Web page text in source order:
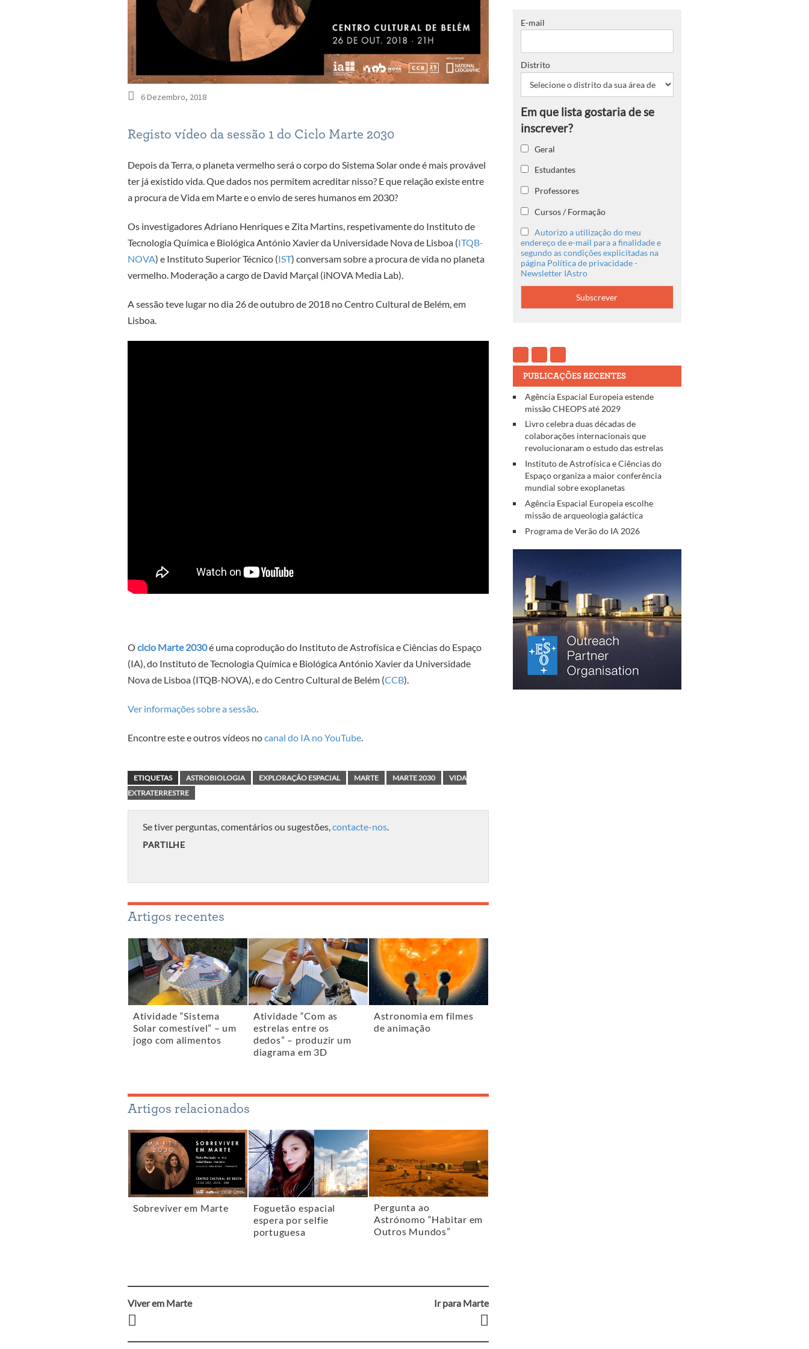
6 Dezembro, 2018
Registo vídeo da sessão 1 do Ciclo Marte 2030
Depois da Terra, o planeta vermelho será o corpo do Sistema Solar onde é mais provável
ter já existido vida. Que dados nos permitem acreditar nisso? E que relação existe entre
a procura de Vida em Marte e o envio de seres humanos em 2030?
Os investigadores Adriano Henriques e Zita Martins, respetivamente do Instituto de
Tecnologia Química e Biológica António Xavier da Universidade Nova de Lisboa (ITQB-
NOVA) e Instituto Superior Técnico (IST) conversam sobre a procura de vida no planeta
vermelho. Moderação a cargo de David Marçal (iNOVA Media Lab).
A sessão teve lugar no dia 26 de outubro de 2018 no Centro Cultural de Belém, em
Lisboa.
O ciclo Marte 2030é uma coprodução do Instituto de Astrofísica e Ciências do Espaço
(IA), do Instituto de Tecnologia Química e Biológica António Xavier da Universidade
Nova de Lisboa (ITQB-NOVA), e do Centro Cultural de Belém (CCB).
Ver informações sobre a sessão.
Encontre este e outros vídeos nocanal do IA no YouTube.
ETIQUETAS ASTROBIOLOGIA EXPLORAÇÃO ESPACIAL MARTE MARTE 2030
VIDA
EXTRATERRESTRE
Se tiver perguntas, comentários ou sugestões, contacte-nos
PARTILHE
Artigos recentes
Atividade “Sistema
Solar comestível” – um
jogo com alimentos
Atividade “Com as
estrelas entre os
dedos” – produzir um
diagrama em 3D
Astronomia em filmes
de animação
Artigos relacionados
Sobreviver em Marte
Foguetão espacial
espera por selfie
portuguesa
Pergunta ao
Astrónomo “Habitar em
Outros Mundos”
Navegação
entre
Viver em Marte Ir para Marte
E-mail
Distrito
Geral
Estudantes
Professores
Cursos / Formação
Autorizo a utilização do meu
endereço de e-mail para a finalidade e
segundo as condições explicitadas na
página Política de privacidade -
Newsletter IAstro
PUBLICAÇÕES RECENTES
Agência Espacial Europeia estende
missão CHEOPS até 2029
Livro celebra duas décadas de
colaborações internacionais que
revolucionaram o estudo das estrelas
Instituto de Astrofísica e Ciências do
Espaço organiza a maior conferência
mundial sobre exoplanetas
Agência Espacial Europeia escolhe
missão de arqueologia galáctica
Programa de Verão do IA 2026